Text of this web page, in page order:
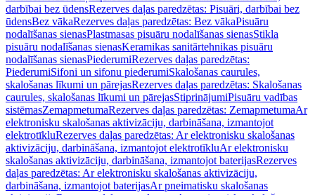
darbībai bez ūdensRezerves daļas paredzētas: Pisuāri, darbībai bez
ūdensBez vākaRezerves daļas paredzētas: Bez vākaPisuāru
nodalīšanas sienasPlastmasas pisuāru nodalīšanas sienasStikla
pisuāru nodalīšanas sienasKeramikas sanitārtehnikas pisuāru
nodalīšanas sienasPiederumiRezerves daļas paredzētas:
PiederumiSifoni un sifonu piederumiSkalošanas caurules,
skalošanas līkumi un pārejasRezerves daļas paredzētas: Skalošanas
caurules, skalošanas līkumi un pārejasStiprinājumiPisuāru vadības
sistēmasZemapmetumaRezerves daļas paredzētas: ZemapmetumaAr
elektronisku skalošanas aktivizāciju, darbināšana, izmantojot
elektrotīkluRezerves daļas paredzētas: Ar elektronisku skalošanas
aktivizāciju, darbināšana, izmantojot elektrotīkluAr elektronisku
skalošanas aktivizāciju, darbināšana, izmantojot baterijasRezerves
daļas paredzētas: Ar elektronisku skalošanas aktivizāciju,
darbināšana, izmantojot baterijasAr pneimatisku skalošanas